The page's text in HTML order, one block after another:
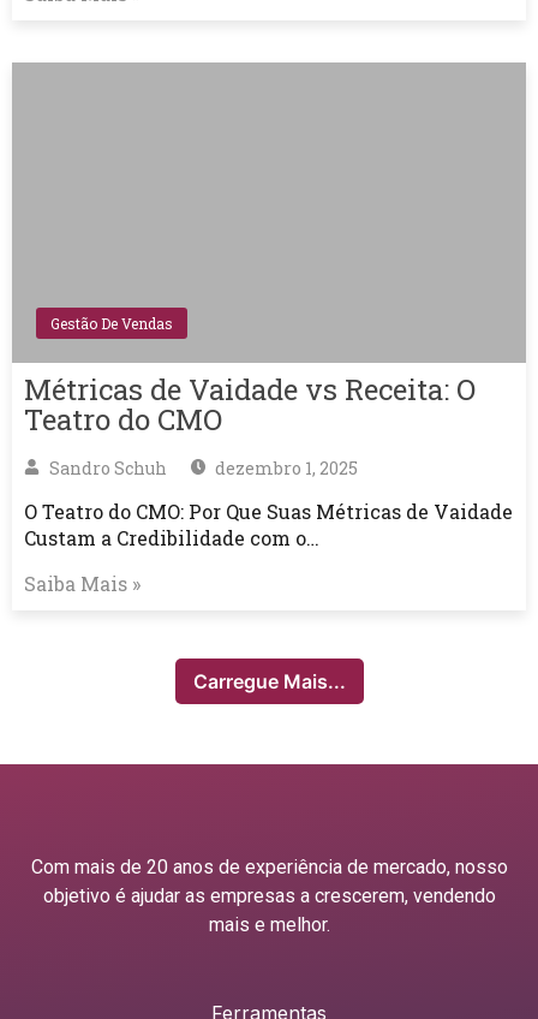
Gestão De Vendas
Métricas de Vaidade vs Receita: O
Teatro do CMO
Sandro Schuh dezembro 1, 2025
O Teatro do CMO: Por Que Suas Métricas de Vaidade
Custam a Credibilidade com o…
Saiba Mais »
Carregue Mais...
Com mais de 20 anos de experiência de mercado, nosso
objetivo é ajudar as empresas a crescerem, vendendo
mais e melhor.
Ferramentas